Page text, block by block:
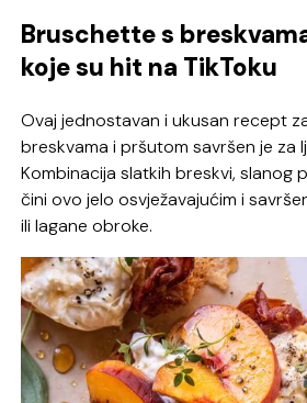
Bruschette s
koje su hit na TikToku
Ovaj jednostavan i ukusan recept
breskvama i pršutom savršen je za
Kombinacija slatkih breskvi, slanog
čini ovo jelo osvježavajućim i
ili lagane obroke.